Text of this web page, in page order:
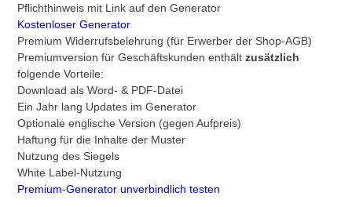
Pflichthinweis mit Link auf den Generator
Kostenloser Generator
Premium Widerrufsbelehrung (für Erwerber der Shop-AGB)
Premiumversion für Geschäftskunden enthältzusätzlich
folgende Vorteile:
Download als Word- & PDF-Datei
Ein Jahr lang Updates im Generator
Optionale englische Version (gegen Aufpreis)
Haftung für die Inhalte der Muster
Nutzung des Siegels
White Label-Nutzung
Premium-Generator unverbindlich testen